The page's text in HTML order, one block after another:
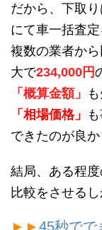
だから、下取
にて車一括査定
複数の業者か
大で234,000円
「概算金額」
「相場価格」
できたのが良か
結局、ある程度
比較をさせるし
►►45秒でで